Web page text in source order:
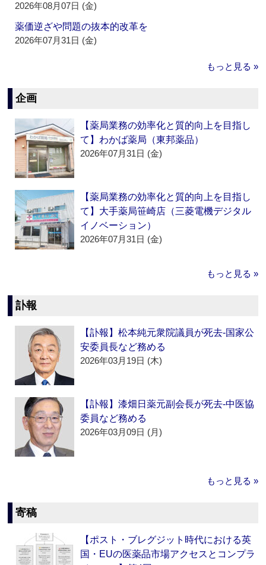
2026年08月07日 (金)
薬価逆ざや問題の抜本的改革を
2026年07月31日 (金)
もっと見る »
企画
【薬局業務の効率化と質的向上を目指し
て】わかば薬局（東邦薬品）
2026年07月31日 (金)
【薬局業務の効率化と質的向上を目指し
て】大手薬局笹崎店（三菱電機デジタル
イノベーション）
2026年07月31日 (金)
もっと見る »
訃報
【訃報】松本純元衆院議員が死去‐国家公
安委員長など務める
2026年03月19日 (木)
【訃報】漆畑日薬元副会長が死去‐中医協
委員など務める
2026年03月09日 (月)
もっと見る »
寄稿
【ポスト・ブレグジット時代における英
国・EUの医薬品市場アクセスとコンプラ